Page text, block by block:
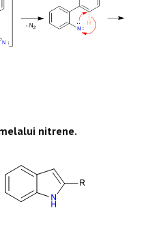
nitrene.